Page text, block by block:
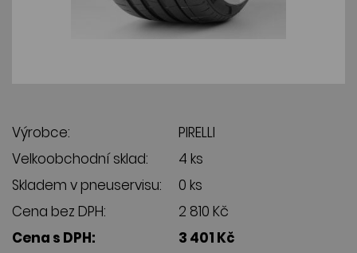
Výrobce:
PIRELLI
Velkoobchodní sklad:
4 ks
Skladem v pneuservisu:
0 ks
Cena bez DPH:
2 810 Kč
Cena s DPH:
3 401 Kč